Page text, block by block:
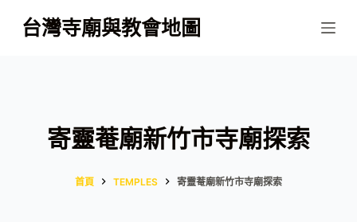
跳
至
台灣寺廟與教會地圖
寄靈菴廟新竹市寺廟探索
首頁 TEMPLES 寄靈菴廟新竹市寺廟探索